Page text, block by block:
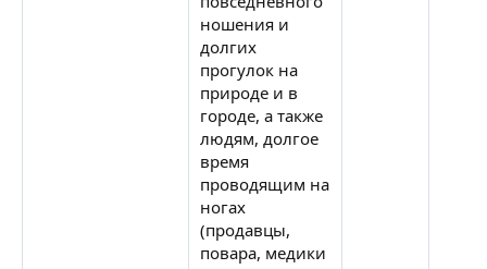
ношения и
долгих
прогулок на
природе и в
городе, а также
людям, долгое
время
проводящим на
ногах
(продавцы,
повара, медики